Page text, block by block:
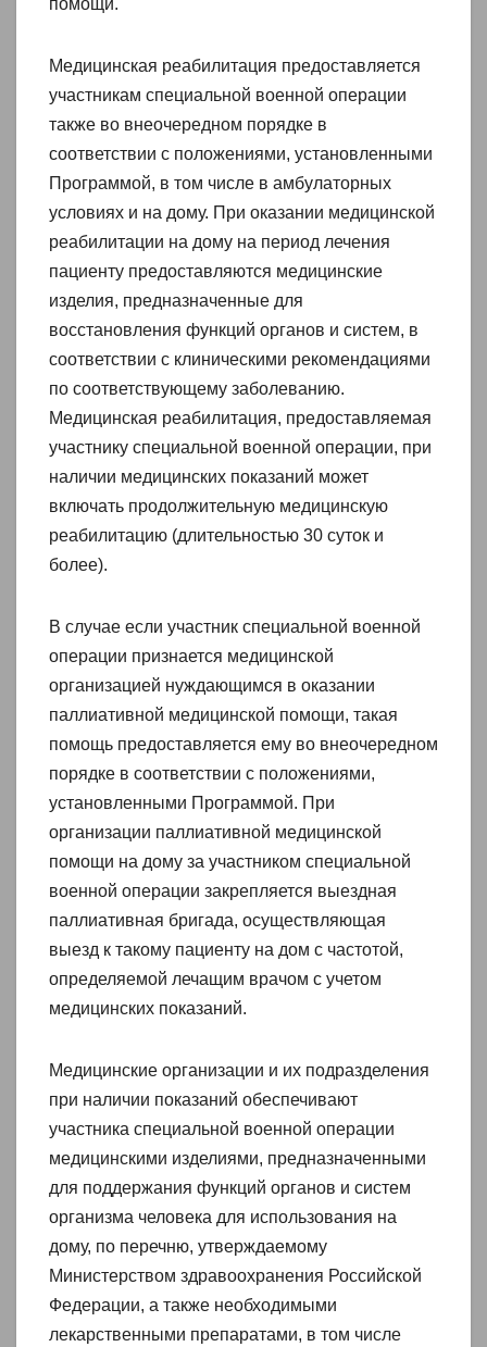
помощи.
Медицинская реабилитация предоставляется
участникам специальной военной операции
также во внеочередном порядке в
соответствии с положениями, установленными
Программой, в том числе в амбулаторных
условиях и на дому. При оказании медицинской
реабилитации на дому на период лечения
пациенту предоставляются медицинские
изделия, предназначенные для
восстановления функций органов и систем, в
соответствии с клиническими рекомендациями
по соответствующему заболеванию.
Медицинская реабилитация, предоставляемая
участнику специальной военной операции, при
наличии медицинских показаний может
включать продолжительную медицинскую
реабилитацию (длительностью 30 суток и
более).
В случае если участник специальной военной
операции признается медицинской
организацией нуждающимся в оказании
паллиативной медицинской помощи, такая
помощь предоставляется ему во внеочередном
порядке в соответствии с положениями,
установленными Программой. При
организации паллиативной медицинской
помощи на дому за участником специальной
военной операции закрепляется выездная
паллиативная бригада, осуществляющая
выезд к такому пациенту на дом с частотой,
определяемой лечащим врачом с учетом
медицинских показаний.
Медицинские организации и их подразделения
при наличии показаний обеспечивают
участника специальной военной операции
медицинскими изделиями, предназначенными
для поддержания функций органов и систем
организма человека для использования на
дому, по перечню, утверждаемому
Министерством здравоохранения Российской
Федерации, а также необходимыми
лекарственными препаратами, в том числе